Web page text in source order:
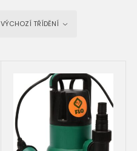
VÝCHOZÍ TŘÍDĚNÍ